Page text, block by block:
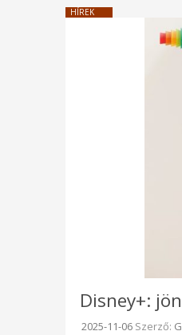
HÍREK
Disney+:
Beküldve:
2025-11-06 Szerző: